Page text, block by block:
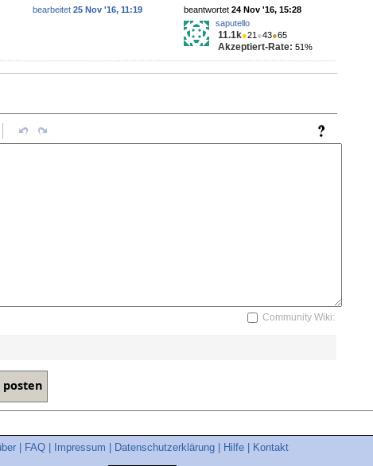
beantwortet 24 Nov '16, 15:28
saputello
11.1k●21 ●43●65
Akzeptiert-Rate: 51%
bearbeitet 25 Nov '16, 11:19
Community Wiki:
FAQ Impressum Datenschutzerklärung Hilfe Kontakt